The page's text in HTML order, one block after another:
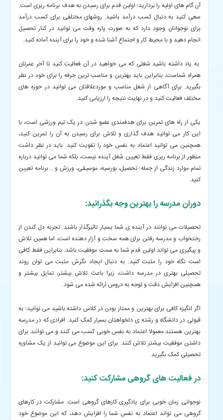
آن گام های اولیه را بردارید؛ اولین قدم برای رسیدن به هدف برنامه ریزی است.
سعی کنید به دنبال کسب درآمد باشید. روشهای مختلفی برای کسب درآمد
برای نوجوانان وجود دارد که به صورت پاره وقت می توانید در کنار تحصیل
انجام دهید و با محیط کار و اجتماع آشنا شده و خود را برای آینده آماده کنید.
به یاد داشته باشید شغلی که می خواهید در آن فعالیت کنید تا آخر عمرتان
همراه شماست، بنابراین باید بهترین و مناسب ترین حرفه را برای خود در نظر
بگیرید. برای آگاهی از شغل مناسب و موردعلاقتان می توانید در حوزه های
مختلف فعالیت کنید و در نهایت نتیجه را ارزیابی کنید.
یکی از راه های تمرین برای هدفمندی عضو شدن در یک تیم ورزشی است، با
این کار می توانید هدف گذاری و تلاش برای رسیدن به آن را تمرین کنید،
همچنین می توانید اعتماد به نفس خود را تقویت کنید. باید در نظر داشت
منظور از برنامه ریزی فقط تعیین شغل آینده نیست، بلکه شما می توانید درباره
تمام موارد زندگی از جمله؛ تحصیل، بورسیه، موسیقی، ورزش و... برنامه تعیین
کنید.
دوران مدرسه را بهترین وجه بگذرانید:
تحصیلات می توانند در آینده ی شما بسیار تاثیرگذار باشند. تجربه دل کندن از
رختخواب و مدرسه رفتن برای همه سخت و آزار دهنده است، اما همین تلاش
و پیگیری می تواند اولین قدم شما به سمت موفقیت باشد. بنابراین فقط کافی
است نگاه خود را مثبت کنید. به دنبال ایجاد نگرش مثبت می توان روند
تحصیلی بهتری در مدرسه داشت، زیرا باعث تلاش بیشتر، تمایل بیشتر و
همچنین افزایش دقت و توجه به دروس ارائه شده می شود.
اگر انگیزه کافی برای بهترین و ممتاز بودن در کلاس داشته باشید می توانید؛ به
قبولی در دانشگاه و رشته ی دلخواهتان بسیار کمک کنید. افرادی که در مدرسه
بهترین هستند معمولا اعتماد به نفس خوبی کسب می کنند و می توانند برای
داشتن موفقیت بیشتر تلاش کنند. برای این موضوع می توانید از یک مشاوره
تحصیلی کمک بگیرید.
در فعالیت های گروهی مشارکت کنید:
نوجوانی زمان خوبی برای یادگیری کارهای گروهی است. مشارکت در کارهای
گروهی می تواند اعتماد به نفس شما را افزایش دهد، که این موضوع خود